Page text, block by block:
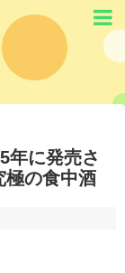
年に発売さ
極の食中酒